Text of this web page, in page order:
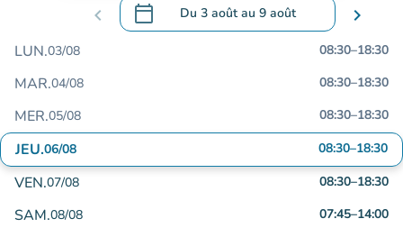
chevron_left calendar_today Du 3 aoûtau 9 août
.Ouvrir le calendrier pour changer de
chevron_right
LUN.03/08 08:30–18:30
MAR.04/08 08:30–18:30
MER.05/08 08:30–18:30
JEU.06/08 08:30–18:30
VEN.07/08 08:30–18:30
SAM.08/08 07:45–14:00